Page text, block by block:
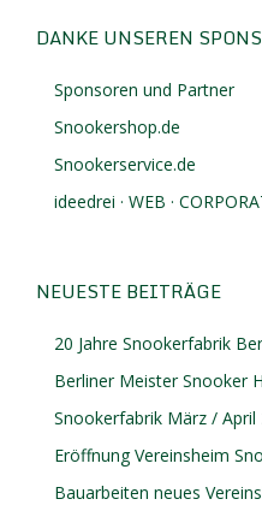
DANKE UNSEREN
Sponsoren und Partner
Snookershop.de
Snookerservice.de
ideedrei · WEB ·
NEUESTE BEITRÄGE
20 Jahre Snookerfabrik
Berliner Meister Snooker
Snookerfabrik März / April
Eröffnung Vereinsheim
Bauarbeiten neues